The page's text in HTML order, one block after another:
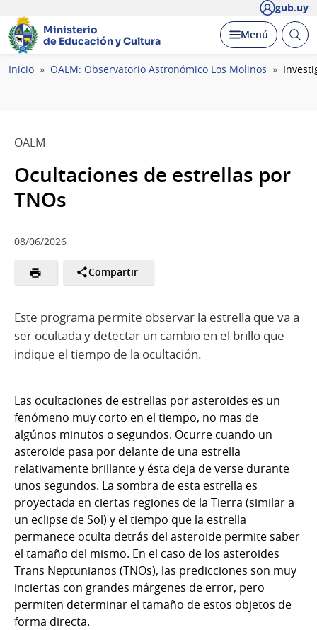
gub.uy
Ministerio
de Educación y Cultura
Desplegar
Menú Abrir
Ruta
Inicio OALM: Observatorio Astronómico Los Molinos
OALM
Ocultaciones de estrellas por
TNOs
08/06/2026
Compartir
Este programa permite observar la estrella que va a
ser ocultada y detectar un cambio en el brillo que
indique el tiempo de la ocultación.
Las ocultaciones de estrellas por asteroides es un
fenómeno muy corto en el tiempo, no mas de
algúnos minutos o segundos. Ocurre cuando un
asteroide pasa por delante de una estrella
relativamente brillante y ésta deja de verse durante
unos segundos. La sombra de esta estrella es
proyectada en ciertas regiones de la Tierra (similar a
un eclipse de Sol) y el tiempo que la estrella
permanece oculta detrás del asteroide permite saber
el tamaño del mismo. En el caso de los asteroides
Trans Neptunianos (TNOs), las predicciones son muy
inciertas con grandes márgenes de error, pero
permiten determinar el tamaño de estos objetos de
forma directa.